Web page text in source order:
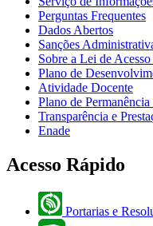
Perguntas Frequentes
Dados Abertos
Sanções
Sobre a Lei de
Plano de
Atividade Docente
Plano de
Transparência e
Enade
Acesso Rápido
Portarias e